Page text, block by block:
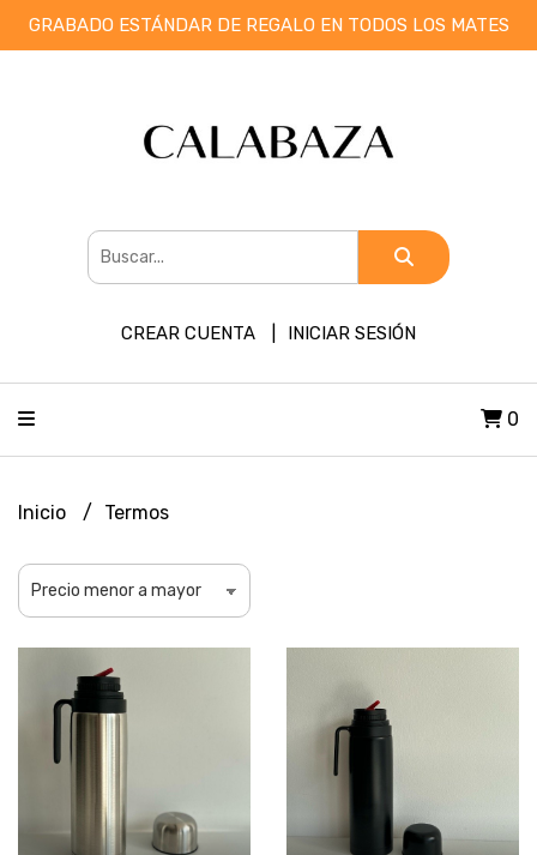
GRABADO ESTÁNDAR DE REGALO EN TODOS LOS MATES
CREAR CUENTA INICIAR SESIÓN
0
Inicio Termos